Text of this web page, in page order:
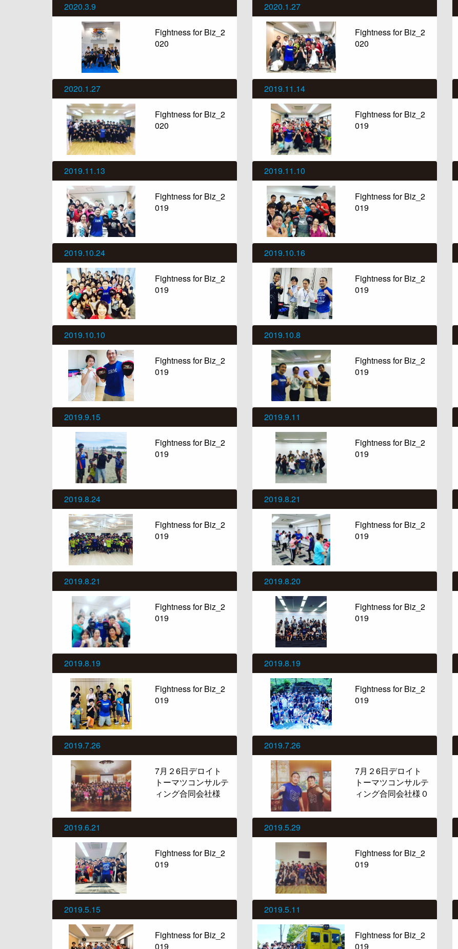
2020.3.9
Fightness for Biz_2
020
2020.1.27
Fightness for Biz_2
020
2020.1.27
Fightness for Biz_2
020
2019.11.14
Fightness for Biz_2
019
2019.11.13
Fightness for Biz_2
019
2019.11.10
Fightness for Biz_2
019
2019.10.24
Fightness for Biz_2
019
2019.10.16
Fightness for Biz_2
019
2019.10.10
Fightness for Biz_2
019
2019.10.8
Fightness for Biz_2
019
2019.9.15
Fightness for Biz_2
019
2019.9.11
Fightness for Biz_2
019
2019.8.24
Fightness for Biz_2
019
2019.8.21
Fightness for Biz_2
019
2019.8.21
Fightness for Biz_2
019
2019.8.20
Fightness for Biz_2
019
2019.8.19
Fightness for Biz_2
019
2019.8.19
Fightness for Biz_2
019
2019.7.26
7月２6日デロイト
トーマツコンサルテ
ィング合同会社様
2019.7.26
7月２6日デロイト
トーマツコンサルテ
ィング合同会社様０
2019.6.21
Fightness for Biz_2
019
2019.5.29
Fightness for Biz_2
019
2019.5.15
Fightness for Biz_2
019
2019.5.11
Fightness for Biz_2
019